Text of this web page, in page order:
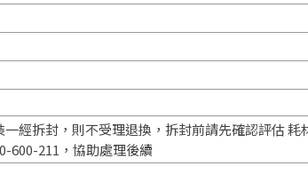
經拆封，則不受理退換，拆封前請先確認評估
600-211，協助處理後續